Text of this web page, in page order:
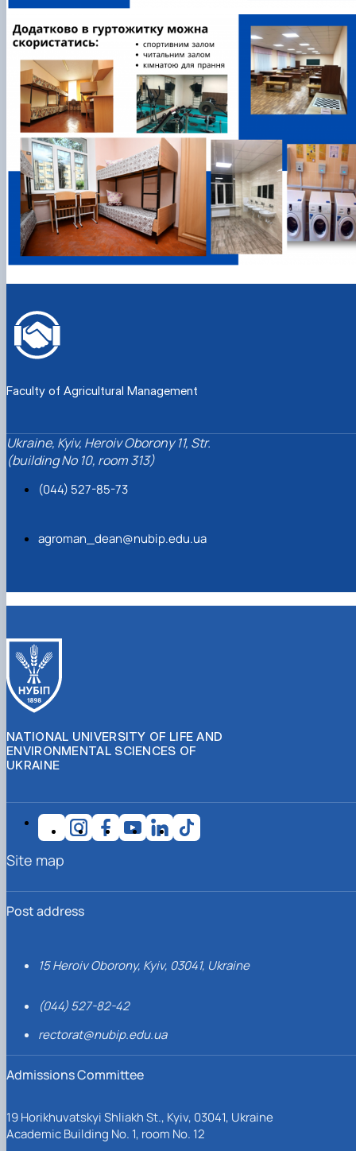
Faculty of Agricultural Management
Ukraine, Kyiv, Heroiv Oborony 11, Str.
(building No 10, room 313)
(044) 527-85-73
agroman_dean@nubip.edu.ua
NATIONAL UNIVERSITY OF LIFE AND
ENVIRONMENTAL SCIENCES OF
UKRAINE
Post address
15 Heroiv Oborony, Kyiv, 03041, Ukraine
(044) 527-82-42
rectorat@nubip.edu.ua
Admissions Committee
19 Horikhuvatskyi Shliakh St., Kyiv, 03041, Ukraine
Academic Building No. 1, room No. 12
Site map